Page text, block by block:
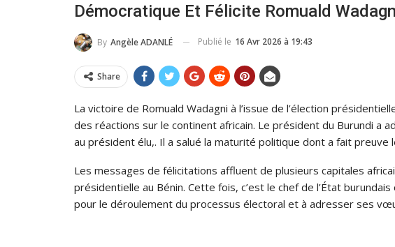
Démocratique Et Félicite Romuald
By Angèle ADANLÉ Publié le 16 Avr 2026 à 19:43
Share
La victoire de Romuald Wadagni à l’issue de l’élection
des réactions sur le continent africain. Le président du Burundi a
au président élu,. Il a salué la maturité politique dont a fait preuve
Les messages de félicitations affluent de plusieurs capitales
présidentielle au Bénin. Cette fois, c’est le chef de l’État
pour le déroulement du processus électoral et à adresser ses